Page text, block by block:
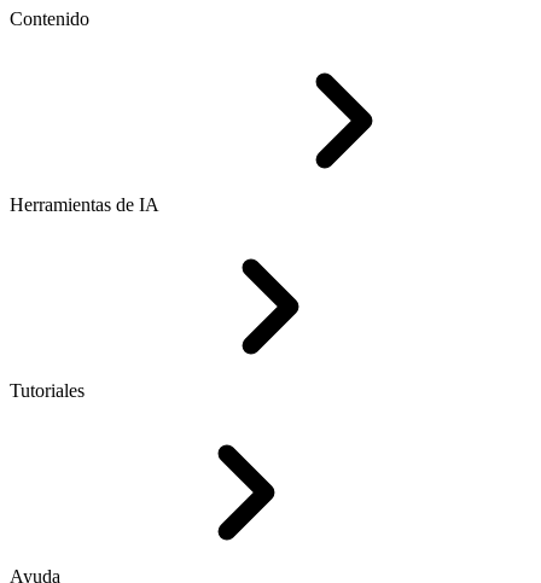
Contenido
Herramientas de IA
Tutoriales
Ayuda